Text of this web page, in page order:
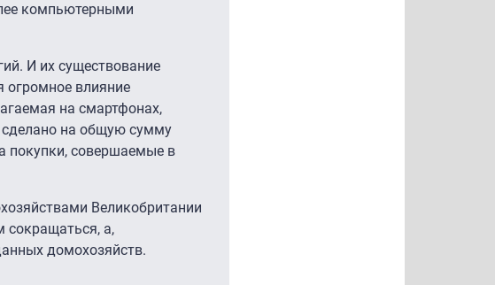
компьютерными
И их существование
огромное влияние
на смартфонах,
сделано на общую сумму
покупки, совершаемые в
Великобритании
сокращаться, а,
домохозяйств.